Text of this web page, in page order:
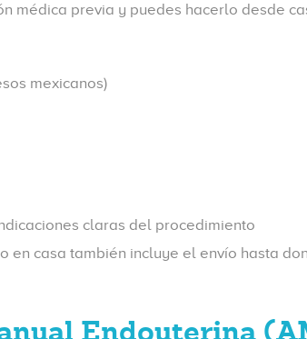
médica previa y puedes hacerlo desde
mexicanos)
claras del procedimiento
en casa también incluye el envío hasta